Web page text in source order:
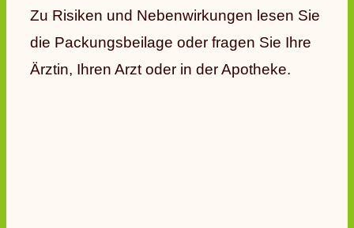
Zu Risiken und Nebenwirkungen lesen Sie
die Packungsbeilage oder fragen Sie Ihre
Ärztin, Ihren Arzt oder in der Apotheke.